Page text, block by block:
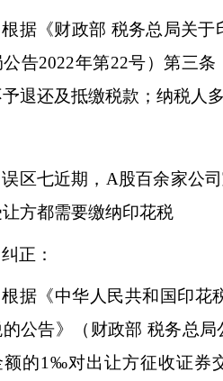
根据《财政部 税务总局关于
告2022年第22号）第三
退还及抵缴税款；纳税人
误区七近期， A股百余家公
方都需要缴纳印花税
纠正：
根据《中华人民共和国印花
公告》（财政部 税务总局
额的1‰对出让方征收证券